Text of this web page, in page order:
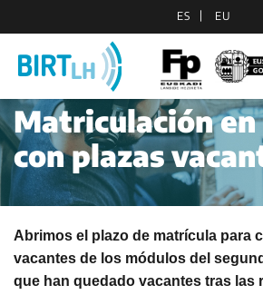
al
contenido
ES EU
Matriculación
con plazas
Abrimos el plazo de matrícula para
vacantes de los módulos del
que han quedado vacantes tras las